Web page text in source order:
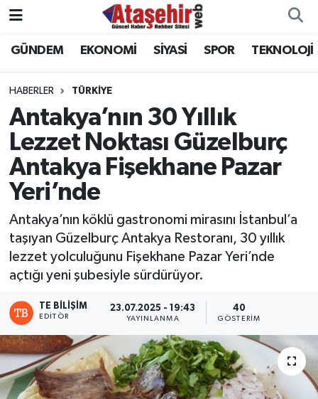
GÜNDEM EKONOMİ SİYASİ SPOR TEKNOLOJİ
HABERLER TÜRKİYE
Antakya’nın 30 Yıllık
Lezzet Noktası Güzelburç
Antakya Fişekhane Pazar
Yeri’nde
Antakya’nın köklü gastronomi mirasını İstanbul’a
taşıyan Güzelburç Antakya Restoranı, 30 yıllık
lezzet yolculuğunu Fişekhane Pazar Yeri’nde
açtığı yeni şubesiyle sürdürüyor.
TE BILIŞIM
EDITÖR
23.07.2025 - 19:43
YAYINLANMA
40
GÖSTERIM
Hava Durumu
Trafik Durumu
Süper Lig Puan Durumu ve Fikstür
Tüm Manşetler
Son Dakika Haberleri
Haber Arşivi